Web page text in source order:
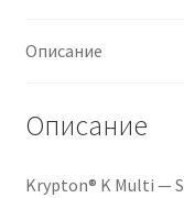
Описание
Описание
Krypton® K Multi —